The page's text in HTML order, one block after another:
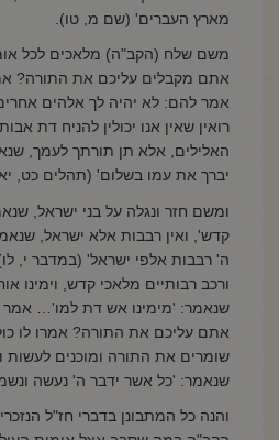
מארץ העברים' (שם מ, טו).
משם שלח (הקב"ה) מלאכים לכל
אתם מקבלים עליכם את התורה?
אמר להם: לא יהיה לך אלהים אחרים
רואין שאין אנו יכולין להניח דת
האלילים, אלא תן תורתך לעמך,
יברך את עמו בשלום' (תהלים כט,
ומשם חזר ונגלה על בני ישראל,
קדש', ואין רבבות אלא ישראל,
ה' רבבות אלפי ישראל' (במדבר י,
ורכב רבותיים מלאכי קדש, וימינו
שנאמר: 'מימינו אש דת למו'…
אתם עליכם את התורה? אמרו לו
שומרים את התורה ומוכנים לעשות
שנאמר: 'כל אשר ידבר ה' נעשה
והנה כל המתבונן בדברי חז"ל